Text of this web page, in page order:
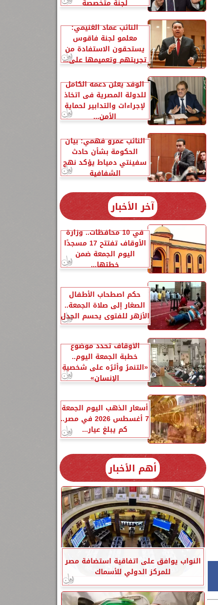
لجنة متخصصة
النائب عماد الغنيمي:
معلمو لجنة فاقوس
يستحقون الاستفادة من
تجربتهم وتعميمها على...
الوفد يعلن دعمه الكامل
للدولة المصرية فى اتخاذ
لإجراءات والتدابير لحماية
الأمن...
النائب عمرو فهمي: بيان
الحكومة بشأن حادث
سفينتي دمياط يؤكد نهج
الشفافية
آخر الأخبار
في 10 محافظات.. وزارة
الأوقاف تفتتح 17 مسجدًا
اليوم الجمعة ضمن
خطتها...
حكم اصطحاب الأطفال
الصغار إلى صلاة الجمعة..
الأزهر للفتوى يحسم الجدل
الأوقاف تحدد موضوع
خطبة الجمعة اليوم..
«التنمرُ وأثرُه على شخصيةِ
الإنسانِ»
أسعار الذهب اليوم الجمعة
7 أغسطس 2026 في مصر..
كم يبلغ عيار...
أهم الأخبار
النواب يوافق على اتفاقية استضافة مصر
للمركز الدولي للأسماك